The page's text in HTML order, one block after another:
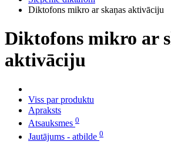
Diktofons mikro ar skaņas aktivāciju
Diktofons mikro ar
aktivāciju
Viss par produktu
Apraksts
Atsauksmes 0
Jautājums - atbilde 0